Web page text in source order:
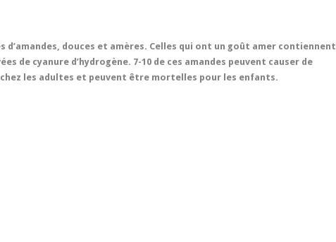
d’amandes, douces et amères. Celles qui ont un goût amer contiennent
de cyanure d’hydrogène. 7-10 de ces amandes peuvent causer de
les adultes et peuvent être mortelles pour les enfants.